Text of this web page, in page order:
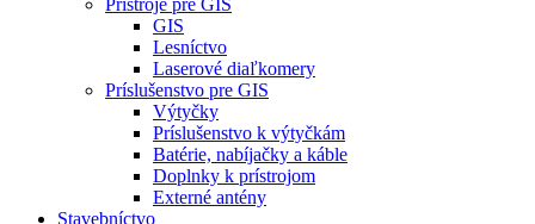
Prístroje pre GIS
GIS
Lesníctvo
Laserové diaľkomery
Príslušenstvo pre GIS
Výtyčky
Príslušenstvo k výtyčkám
Batérie, nabíjačky a káble
Doplnky k prístrojom
Externé antény
Stavebníctvo